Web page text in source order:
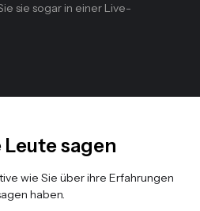
sie sogar in einer Live-
Leute sagen
wie Sie über ihre Erfahrungen
haben.